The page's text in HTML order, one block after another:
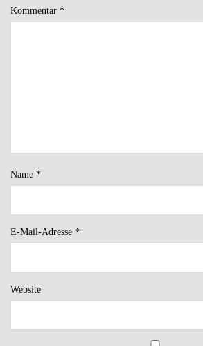
Kommentar *
Name *
E-Mail-Adresse *
Website